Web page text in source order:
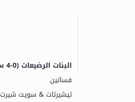
البنات الرضيعات (0-4 سنة)
فساتين
تيشيرتات & سويت شيرت